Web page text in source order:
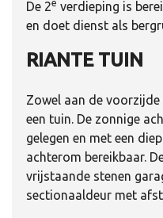
De 2e verdieping is
en doet dienst als
RIANTE TUIN
Zowel aan de
een tuin. De zonnige
gelegen en met een
achterom bereikbaar.
vrijstaande stenen
sectionaaldeur met